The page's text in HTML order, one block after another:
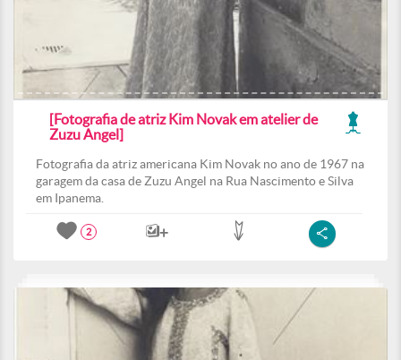
[Fotografia de atriz Kim Novak em atelier de
Zuzu Angel]
Fotografia da atriz americana Kim Novak no ano de 1967 na
garagem da casa de Zuzu Angel na Rua Nascimento e Silva
em Ipanema.
2